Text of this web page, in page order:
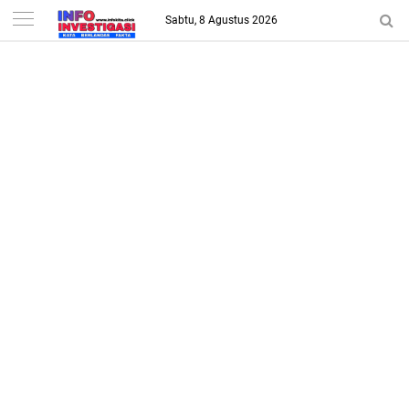
-->
Sabtu, 8 Agustus 2026